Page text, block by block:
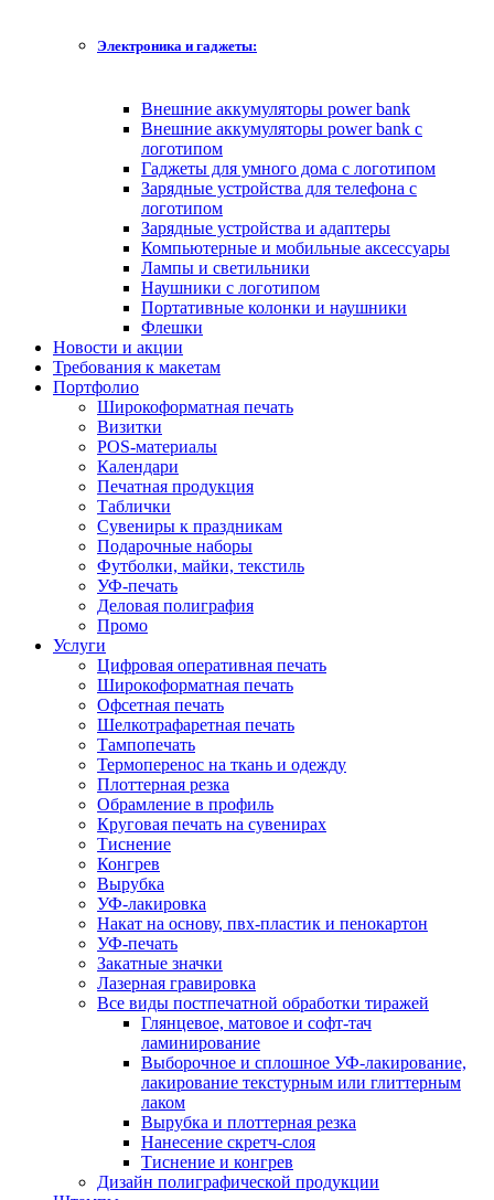
Электроника и гаджеты:
Внешние аккумуляторы power bank
Внешние аккумуляторы power bank с
логотипом
Гаджеты для умного дома с логотипом
Зарядные устройства для телефона с
логотипом
Зарядные устройства и адаптеры
Компьютерные и мобильные аксессуары
Лампы и светильники
Наушники с логотипом
Портативные колонки и наушники
Флешки
Новости и акции
Требования к макетам
Портфолио
Широкоформатная печать
Визитки
POS-материалы
Календари
Печатная продукция
Таблички
Сувениры к праздникам
Подарочные наборы
Футболки, майки, текстиль
УФ-печать
Деловая полиграфия
Промо
Услуги
Цифровая оперативная печать
Широкоформатная печать
Офсетная печать
Шелкотрафаретная печать
Тампопечать
Термоперенос на ткань и одежду
Плоттерная резка
Обрамление в профиль
Круговая печать на сувенирах
Тиснение
Конгрев
Вырубка
УФ-лакировка
Накат на основу, пвх-пластик и пенокартон
УФ-печать
Закатные значки
Лазерная гравировка
Все виды постпечатной обработки тиражей
Глянцевое, матовое и софт-тач
ламинирование
Выборочное и сплошное УФ-лакирование,
лакирование текстурным или глиттерным
лаком
Вырубка и плоттерная резка
Нанесение скретч-слоя
Тиснение и конгрев
Дизайн полиграфической продукции